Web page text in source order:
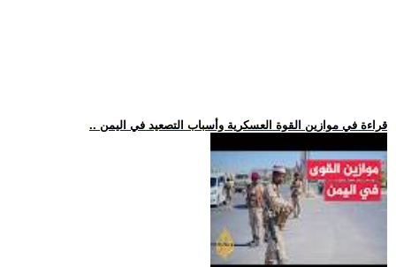
.. قراءة في موازين القوة العسكرية وأسباب التصعيد في اليمن